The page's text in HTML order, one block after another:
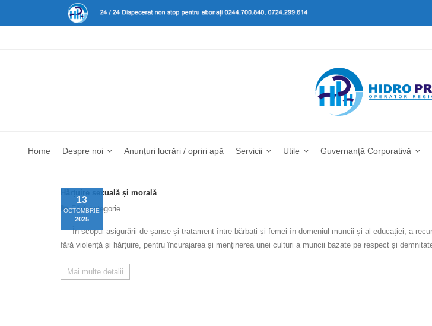
Home Despre noi Anunțuri lucrări / opriri apă Servicii Utile Guvernanță Corporativă
Hărțuire sexuală și morală
13
OCTOMBRIE
2025
Fără categorie
În scopul asigurării de șanse și tratament între bărbați și femei în domeniul muncii și al educației, a
fără violență și hărțuire, pentru încurajarea și menținerea unei culturi a muncii bazate pe respect și
Mai multe detalii